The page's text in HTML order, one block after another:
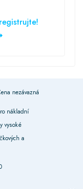
nezávazná
nákladní
vysoké
a